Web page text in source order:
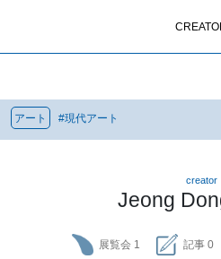
アート #現代アート
creator
Jeong
展覧会 1 記事 0